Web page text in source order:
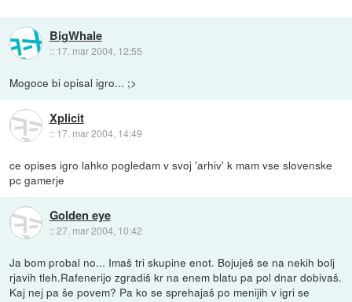
BigWhale
:: 17. mar 2004, 12:55
Mogoce bi opisal igro... ;>
Xplicit
:: 17. mar 2004, 14:49
ce opises igro lahko pogledam v svoj 'arhiv' k mam vse slovenske
pc gamerje
Golden eye
::27. mar 2004, 10:42
Ja bom probal no... Imaš tri skupine enot. Bojuješ se na nekih bolj
rjavih tleh.Rafenerijo zgradiš kr na enem blatu pa pol dnar dobivaš.
Kaj nej pa še povem? Pa ko se sprehajaš po menijih v igri se